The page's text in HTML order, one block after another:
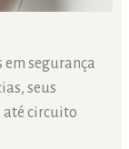
em segurança
seus
até circuito